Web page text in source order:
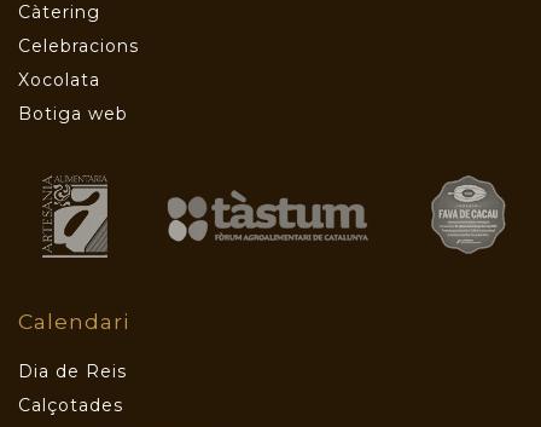
Càtering
Celebracions
Xocolata
Botiga web
Calendari
Dia de Reis
Calçotades